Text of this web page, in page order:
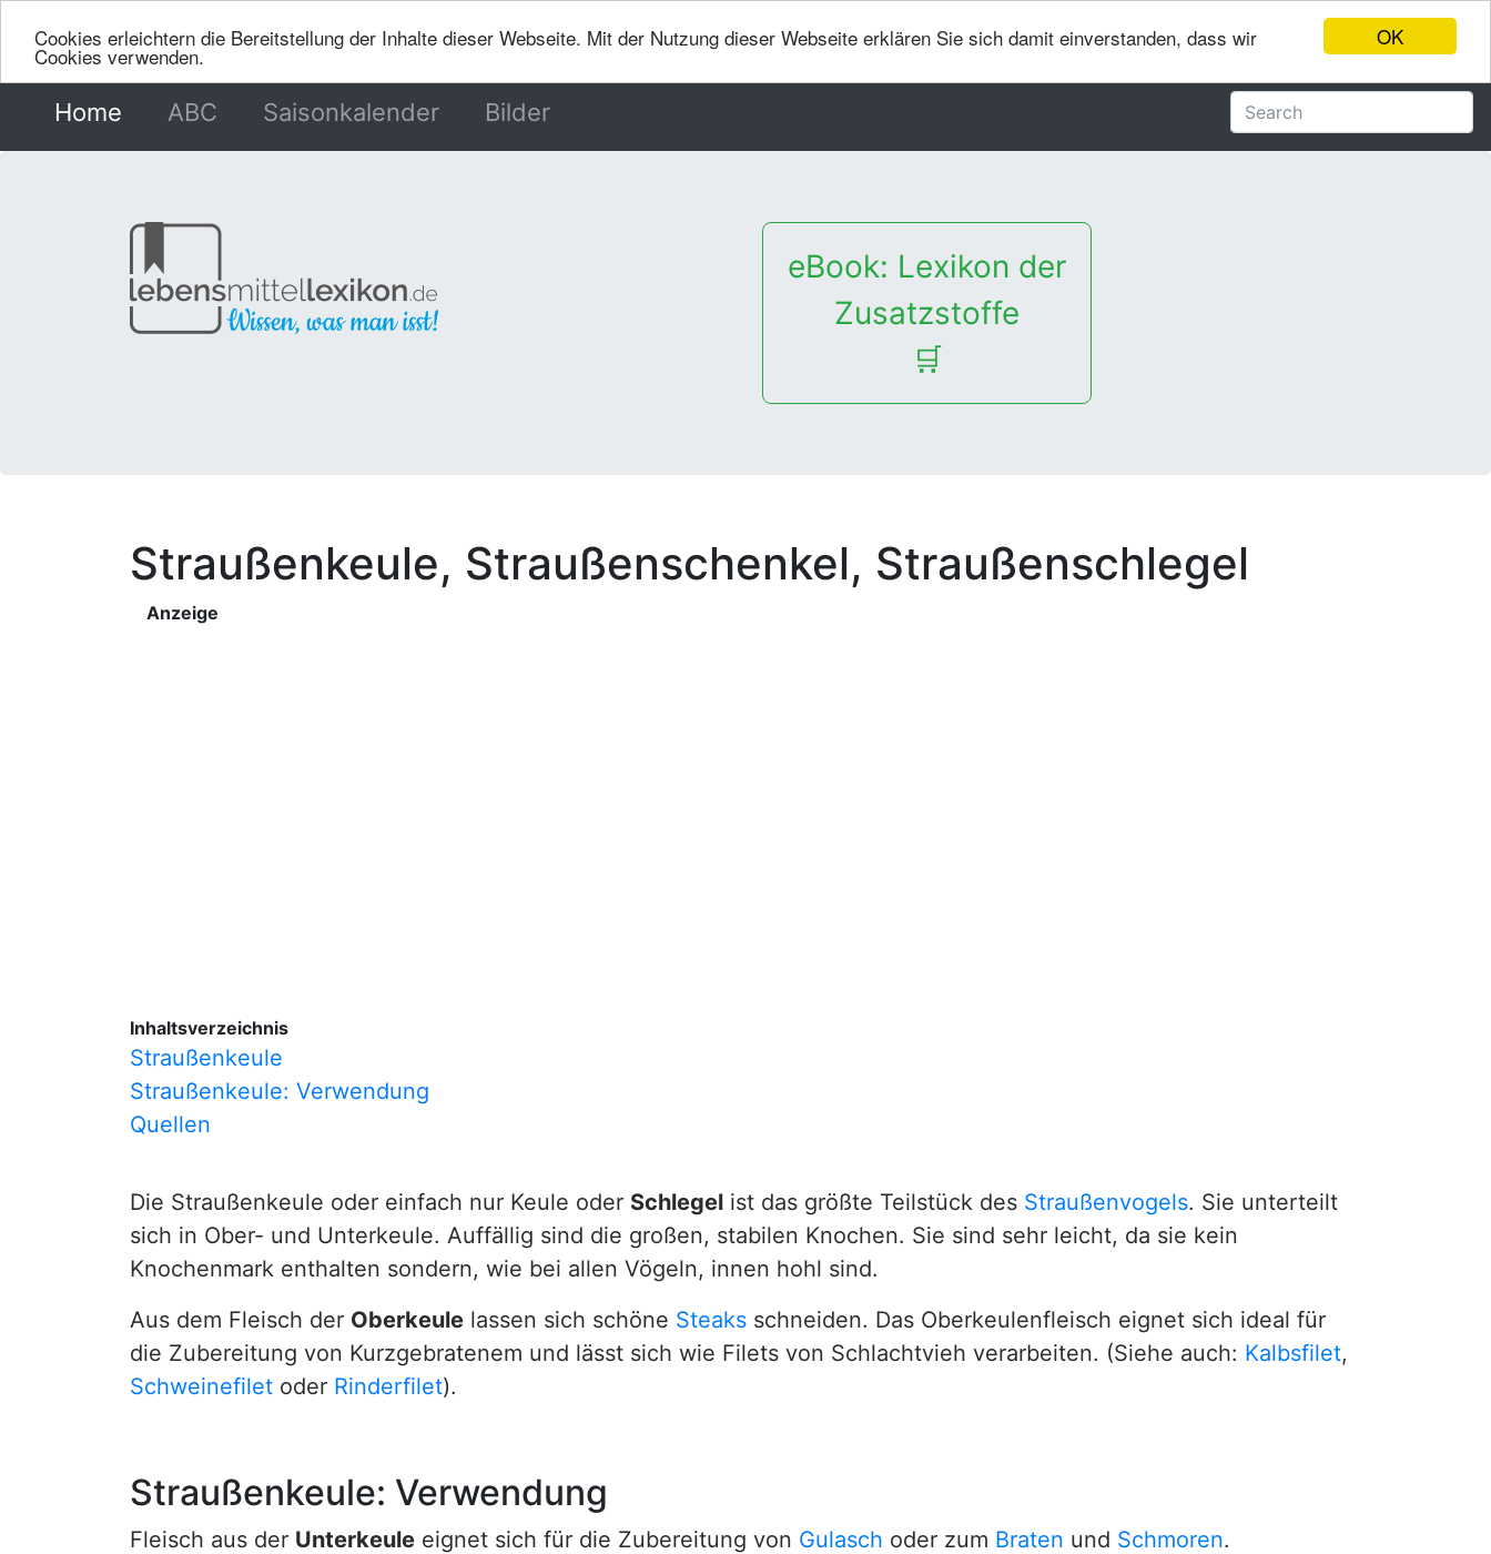
OK
Cookies erleichtern die Bereitstellung der Inhalte dieser Webseite. Mit der Nutzung dieser Webseite erklären Sie sich damit einverstanden, dass wir
Cookies verwenden.
Home (current)
ABC Saisonkalender Bilder
eBook: Lexikon der
Zusatzstoffe
🛒
Straußenkeule, Straußenschenkel, Straußenschlegel
Anzeige
Inhaltsverzeichnis
Straußenkeule
Straußenkeule: Verwendung
Quellen
Die Straußenkeule oder einfach nur Keule oder Schlegel ist das größte Teilstück des Straußenvogels. Sie unterteilt
sich in Ober- und Unterkeule. Auffällig sind die großen, stabilen Knochen. Sie sind sehr leicht, da sie kein
Knochenmark enthalten sondern, wie bei allen Vögeln, innen hohl sind.
Aus dem Fleisch der Oberkeule lassen sich schöne Steaks schneiden. Das Oberkeulenfleisch eignet sich ideal für
die Zubereitung von Kurzgebratenem und lässt sich wie Filets von Schlachtvieh verarbeiten. (Siehe auch: Kalbsfilet,
Schweinefilet oder Rinderfilet).
Straußenkeule: Verwendung
Fleisch aus der Unterkeule eignet sich für die Zubereitung von Gulasch oder zum Braten und Schmoren.